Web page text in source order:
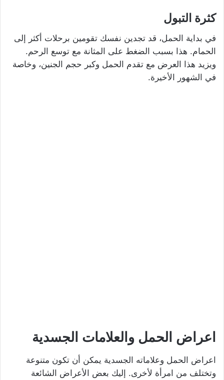
كثرة التبول
في بداية الحمل، قد تجدين نفسك تقومين برحلات أكثر إلى
الحمام. هذا بسبب الضغط على المثانة مع توسع الرحم.
ويزيد هذا العرض مع تقدم الحمل وكبر حجم الجنين، وخاصة
في الشهور الأخيرة.
اعراض الحمل والعلامات الجسدية
اعراض الحمل وعلاماته الجسدية يمكن أن تكون متنوعة
وتختلف من امرأة لأخرى. إليك بعض الأعراض الشائعة